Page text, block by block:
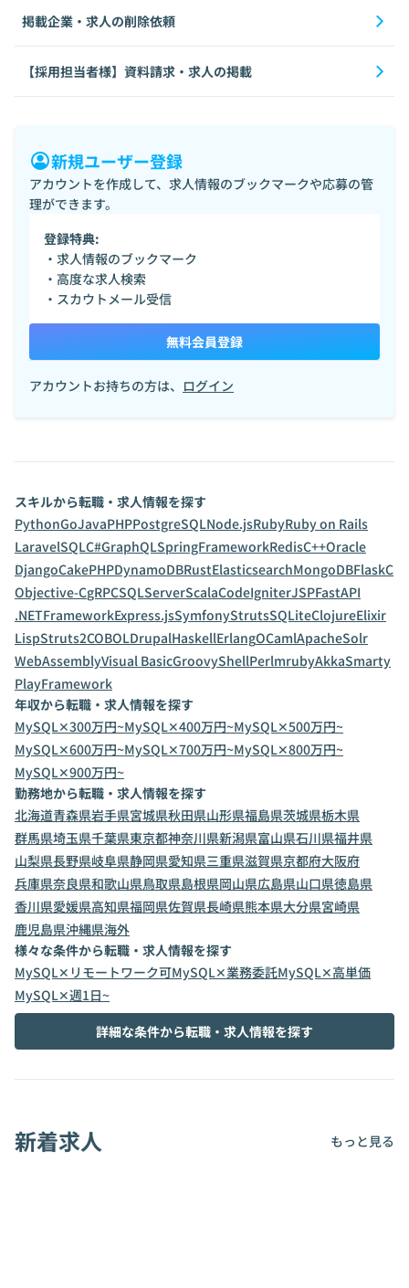
掲載企業・求人の削除依頼
【採用担当者様】資料請求・求人の掲載
新規ユーザー登録
アカウントを作成して、求人情報のブックマークや応募の管
理ができます。
登録特典:
・求人情報のブックマーク
・高度な求人検索
・スカウトメール受信
無料会員登録
アカウントお持ちの方は、 ログイン
スキルから転職・求人情報を探す
PythonGoJavaPHPPostgreSQLNode.jsRubyRuby on Rails
LaravelSQLC#GraphQLSpringFrameworkRedisC++Oracle
DjangoCakePHPDynamoDBRustElasticsearchMongoDBFlaskC
Objective-CgRPCSQLServerScalaCodeIgniterJSPFastAPI
.NETFrameworkExpress.jsSymfonyStrutsSQLiteClojureElixir
LispStruts2COBOLDrupalHaskellErlangOCamlApacheSolr
WebAssemblyVisual BasicGroovyShellPerlmrubyAkkaSmarty
PlayFramework
年収から転職・求人情報を探す
MySQL✕300万円~MySQL✕400万円~MySQL✕500万円~
MySQL✕600万円~MySQL✕700万円~MySQL✕800万円~
MySQL✕900万円~
勤務地から転職・求人情報を探す
北海道青森県岩手県宮城県秋田県山形県福島県茨城県栃木県
群馬県埼玉県千葉県東京都神奈川県新潟県富山県石川県福井県
山梨県長野県岐阜県静岡県愛知県三重県滋賀県京都府大阪府
兵庫県奈良県和歌山県鳥取県島根県岡山県広島県山口県徳島県
香川県愛媛県高知県福岡県佐賀県長崎県熊本県大分県宮崎県
鹿児島県沖縄県海外
様々な条件から転職・求人情報を探す
MySQL✕リモートワーク可MySQL✕業務委託MySQL✕高単価
MySQL✕週1日~
詳細な条件から転職・求人情報を探す
新着求人 もっと見る